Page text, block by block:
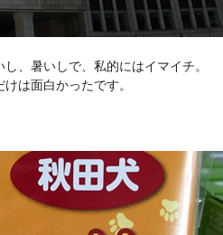
、暑いしで、私的にはイマイチ。
は面白かったです。